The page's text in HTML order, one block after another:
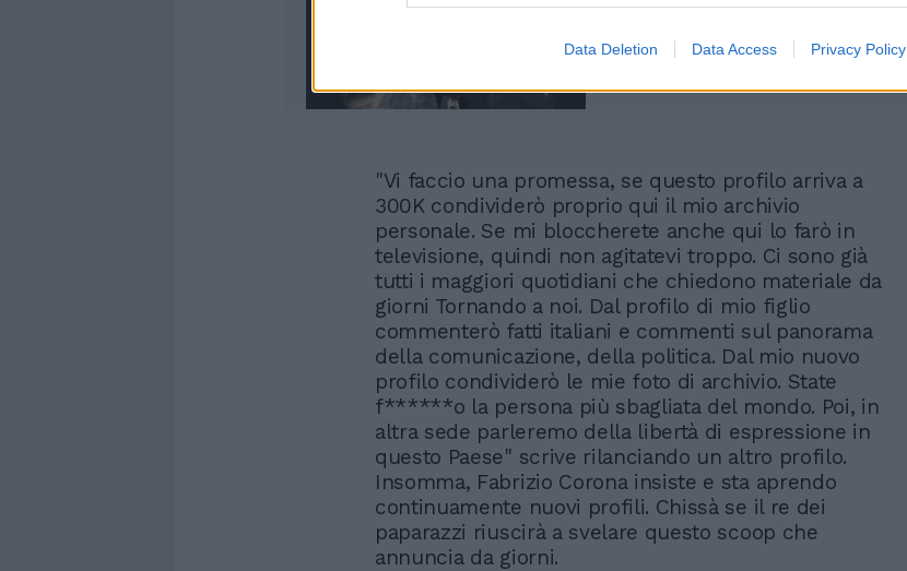
Data Deletion Data Access Privacy Policy
con... Noemi
"Vi faccio una promessa, se questo profilo arriva a
300K condividerò proprio qui il mio archivio
personale. Se mi bloccherete anche qui lo farò in
televisione, quindi non agitatevi troppo. Ci sono già
tutti i maggiori quotidiani che chiedono materiale da
giorni Tornando a noi. Dal profilo di mio figlio
commenterò fatti italiani e commenti sul panorama
della comunicazione, della politica. Dal mio nuovo
profilo condividerò le mie foto di archivio. State
f******o la persona più sbagliata del mondo. Poi, in
altra sede parleremo della libertà di espressione in
questo Paese" scrive rilanciando un altro profilo.
Insomma, Fabrizio Corona insiste e sta aprendo
continuamente nuovi profili. Chissà se il re dei
paparazzi riuscirà a svelare questo scoop che
annuncia da giorni.